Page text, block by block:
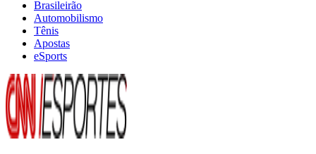
Brasileirão
Automobilismo
Tênis
Apostas
eSports